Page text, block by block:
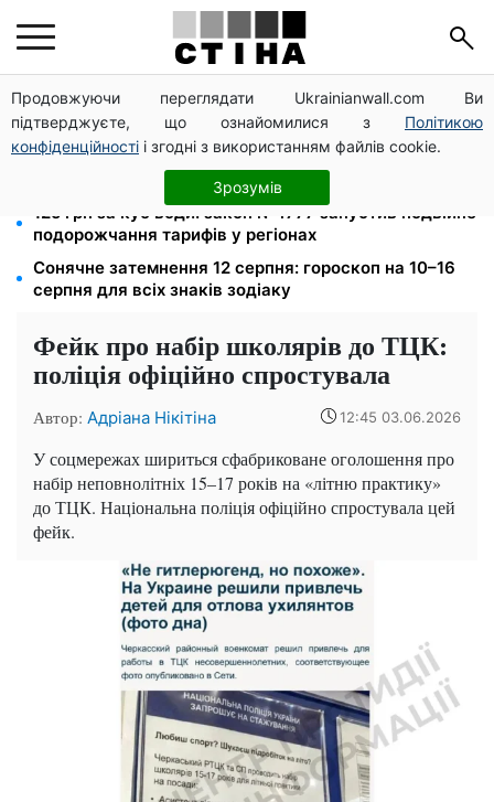
Продовжуючи переглядати Ukrainianwall.com Ви
підтверджуєте, що ознайомилися з Політикою
конфіденційності і згодні з використанням файлів cookie.
Зрозумів
Середа 12 серпня — найнебезпечніший день тижня:
що можна й не можна робити з 10 до 16 серпня
До 19 400 грн на дрова: ПФУ приймає заяви на
субсидію для власників пічного опалення
125 грн за куб води: закон №4777 запустив подвійне
подорожчання тарифів у регіонах
Сонячне затемнення 12 серпня: гороскоп на 10–16
серпня для всіх знаків зодіаку
Фейк про набір школярів до ТЦК:
поліція офіційно спростувала
Автор: Адріана Нікітіна 12:45 03.06.2026
У соцмережах шириться сфабриковане оголошення про
набір неповнолітніх 15–17 років на «літню практику»
до ТЦК. Національна поліція офіційно спростувала цей
фейк.